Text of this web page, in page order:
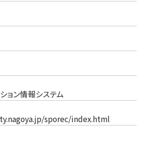
ョン情報システム
sporec/index.html